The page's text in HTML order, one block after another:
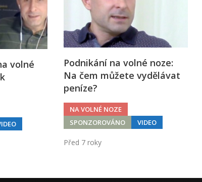
volné
Podnikání na volné noze:
Na čem můžete vydělávat
peníze?
NA VOLNÉ NOZE
SPONZOROVÁNO
VIDEO
Před 7 roky